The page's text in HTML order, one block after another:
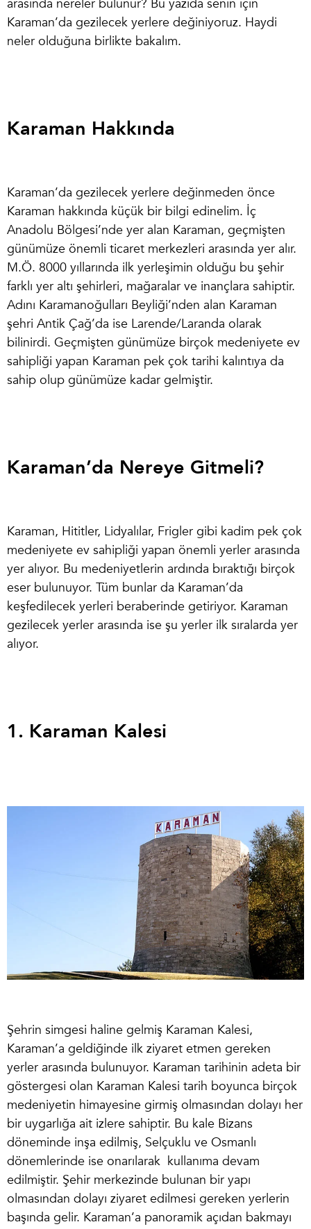
arasında nereler bulunur? Bu yazıda senin için
Karaman’da gezilecek yerlere değiniyoruz. Haydi
neler olduğuna birlikte bakalım.
Karaman Hakkında
Karaman’da gezilecek yerlere değinmeden önce
Karaman hakkında küçük bir bilgi edinelim. İç
Anadolu Bölgesi’nde yer alan Karaman, geçmişten
günümüze önemli ticaret merkezleri arasında yer alır.
M.Ö. 8000 yıllarında ilk yerleşimin olduğu bu şehir
farklı yer altı şehirleri, mağaralar ve inançlara sahiptir.
Adını Karamanoğulları Beyliği’nden alan Karaman
şehri Antik Çağ’da ise Larende/Laranda olarak
bilinirdi. Geçmişten günümüze birçok medeniyete ev
sahipliği yapan Karaman pek çok tarihi kalıntıya da
sahip olup günümüze kadar gelmiştir.
Karaman’da Nereye Gitmeli?
Karaman, Hititler, Lidyalılar, Frigler gibi kadim pek çok
medeniyete ev sahipliği yapan önemli yerler arasında
yer alıyor. Bu medeniyetlerin ardında bıraktığı birçok
eser bulunuyor. Tüm bunlar da Karaman’da
keşfedilecek yerleri beraberinde getiriyor. Karaman
gezilecek yerler arasında ise şu yerler ilk sıralarda yer
alıyor.
1. Karaman Kalesi
Şehrin simgesi haline gelmiş Karaman Kalesi,
Karaman’a geldiğinde ilk ziyaret etmen gereken
yerler arasında bulunuyor. Karaman tarihinin adeta bir
göstergesi olan Karaman Kalesi tarih boyunca birçok
medeniyetin himayesine girmiş olmasından dolayı her
bir uygarlığa ait izlere sahiptir. Bu kale Bizans
döneminde inşa edilmiş, Selçuklu ve Osmanlı
dönemlerinde ise onarılarak kullanıma devam
edilmiştir. Şehir merkezinde bulunan bir yapı
olmasından dolayı ziyaret edilmesi gereken yerlerin
başında gelir. Karaman’a panoramik açıdan bakmayı